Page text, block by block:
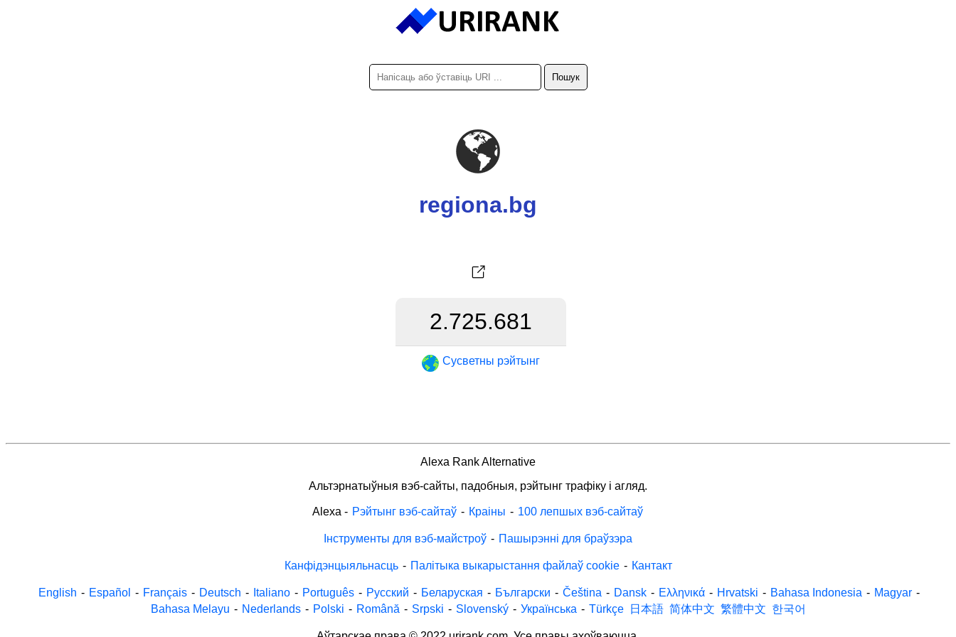
regiona.bg
2.725.681
Сусветны рэйтынг
Alexa Rank Alternative
Альтэрнатыўныя вэб-сайты, падобныя, рэйтынг трафіку і агляд.
Alexa - Рэйтынг вэб-сайтаў - Краіны - 100 лепшых вэб-сайтаў
Інструменты для вэб-майстроў - Пашырэнні для браўзэра
Канфідэнцыяльнасць - Палітыка выкарыстання файлаў cookie - Кантакт
English - Español - Français - Deutsch - Italiano - Português - Русский - Беларуская - Български - Čeština - Dansk - Ελληνικά - Hrvatski - Bahasa Indonesia - Magyar -
Bahasa Melayu - Nederlands - Polski - Română - Srpski - Slovenský - Українська - Türkçe 日本語 简体中文 繁體中文 한국어